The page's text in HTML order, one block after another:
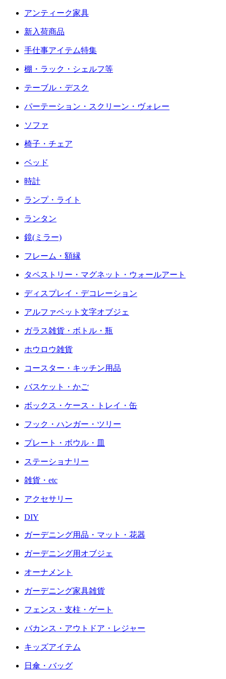
アンティーク家具
新入荷商品
手仕事アイテム特集
棚・ラック・シェルフ等
テーブル・デスク
パーテーション・スクリーン・ヴォレー
ソファ
椅子・チェア
ベッド
時計
ランプ・ライト
ランタン
鏡(ミラー)
フレーム・額縁
タペストリー・マグネット・ウォールアート
ディスプレイ・デコレーション
アルファベット文字オブジェ
ガラス雑貨・ボトル・瓶
ホウロウ雑貨
コースター・キッチン用品
バスケット・かご
ボックス・ケース・トレイ・缶
フック・ハンガー・ツリー
プレート・ボウル・皿
ステーショナリー
雑貨・etc
アクセサリー
DIY
ガーデニング用品・マット・花器
ガーデニング用オブジェ
オーナメント
ガーデニング家具雑貨
フェンス・支柱・ゲート
バカンス・アウトドア・レジャー
キッズアイテム
日傘・バッグ